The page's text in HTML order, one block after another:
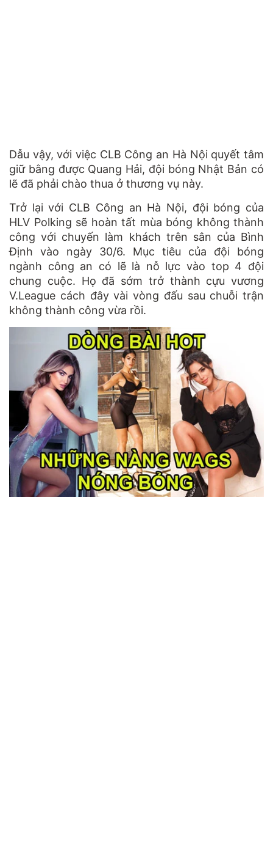
Dẫu vậy, với việc CLB Công an Hà Nội quyết tâm
giữ bằng được Quang Hải, đội bóng Nhật Bản có
lẽ đã phải chào thua ở thương vụ này.
Trở lại với CLB Công an Hà Nội, đội bóng của
HLV Polking sẽ hoàn tất mùa bóng không thành
công với chuyến làm khách trên sân của Bình
Định vào ngày 30/6. Mục tiêu của đội bóng
ngành công an có lẽ là nỗ lực vào top 4 đội
chung cuộc. Họ đã sớm trở thành cựu vương
V.League cách đây vài vòng đấu sau chuỗi trận
không thành công vừa rồi.